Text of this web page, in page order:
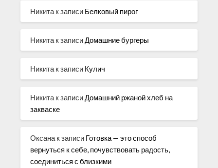
Никита к записи Белковый пирог
Никита к записиДомашние бургеры
Никита к записи Кулич
Никита к записиДомашний ржаной хлеб на
закваске
Оксана к записи Готовка — это способ
вернуться к себе, почувствовать радость,
соединиться с близкими